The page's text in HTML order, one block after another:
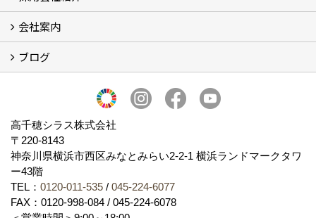
採用会社紹介
「鏝人の会」左官店のご紹介
会社案内
会社概要・沿革
代表の実績
製造紹介
ショールーム
アクセス
採用情報
バナーダウンロード
プライバシーポリシー
Takachiho Shirasu Global Site
LINE公式アカウント
ブログ
高千穂シラス株式会社
〒220-8143
神奈川県横浜市西区みなとみらい2‐2‐1 横浜ランドマークタワ
ー43階
TEL： 0120-011-535 / 045-224-6077
FAX：0120-998-084 / 045-224-6078